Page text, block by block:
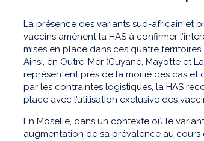
La présence des variants sud-africain et
vaccins amènent la HAS à confirmer
mises en place dans ces quatre territoires.
Ainsi, en Outre-Mer (Guyane, Mayotte et
représentent près de la moitié des cas et
par les contraintes logistiques, la HAS
place avec l’utilisation exclusive des
En Moselle, dans un contexte où le
augmentation de sa prévalence au cours